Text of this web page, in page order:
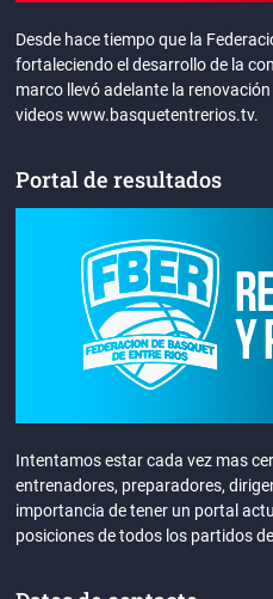
Desde hace tiempo que la
fortaleciendo el desarrollo de la
marco llevó adelante la
videos www.basquetentrerios.tv.
Portal de resultados
Intentamos estar cada vez mas
entrenadores, preparadores,
importancia de tener un portal
posiciones de todos los partidos